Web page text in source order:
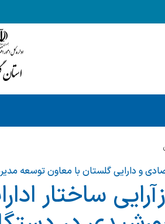
و دارایی گلستان با معاون توسعه
ساختار